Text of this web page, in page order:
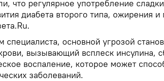
что регулярное употребление
диабета второго типа, ожирения
специалиста, основной угрозой
вызывающий всплеск инсулина,
воспаление, которое может
заболеваний.